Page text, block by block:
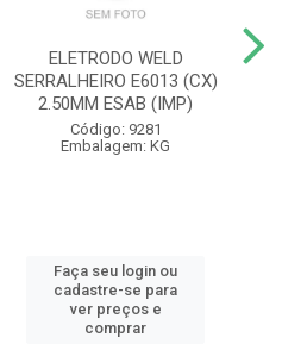
ELETRODO WELD
SERRALHEIRO E6013 (CX)
2.50MM ESAB (IMP)
Código: 9281
Embalagem: KG
Faça seu login ou
cadastre-se para
ver preços e
comprar